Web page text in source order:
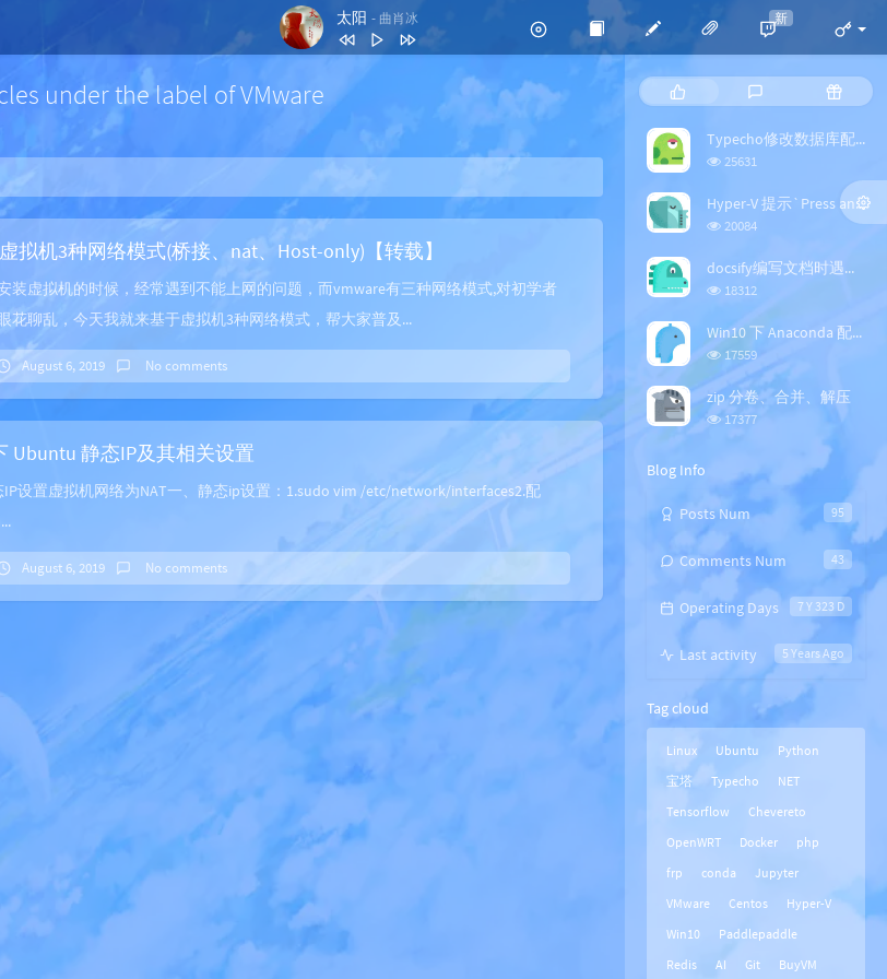
太阳 - 曲肖冰
2
新
under the label of VMware
拟机3种网络模式(桥接、nat、Host-only)【转载】
装虚拟机的时候，经常遇到不能上网的问题，而vmware有三种网络模式,对初学者
花聊乱，今天我就来基于虚拟机3种网络模式，帮大家普及...
August 6, 2019 No comments
Ubuntu 静态IP及其相关设置
设置虚拟机网络为NAT一、静态ip设置：1.sudo vim /etc/network/interfaces2.配
August 6, 2019 No comments
o
p
l
a
r
r
t
c
e
s
a
t
t
m
n
s
R
a
n
m
a
t
l
Typecho修改数据库配置
浏
次
数:
25631
Hyper-V 提示`Press any key to boot from CD or DVD`
浏
次
20084
docsify编写文档时遇到的坑
浏
次
18312
Win10 下 Anaconda 配置 TensorFlow+PaddlePaddle GPU版本
浏
览
次
数:
17559
zip 分卷、合并、解压
浏
数:
17377
Blog Info
95
Posts Num
43
Comments Num
7 Y 323 D
Operating Days
5 Years Ago
Last activity
Tag cloud
Linux Ubuntu
Python
宝塔
Typecho
NET
Tensorflow
Chevereto
OpenWRT
Docker
php
frp
conda
Jupyter
VMware
Centos
Hyper-V
Win10
Paddlepaddle
Redis
AI Git BuyVM